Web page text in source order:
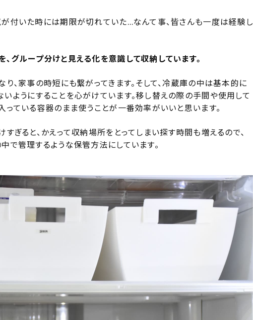
付いた時には期限が切れていた…なんて事、皆さんも一度は経験し
グループ分けと見える化を意識して収納しています。
、家事の時短にも繋がってきます。そして、冷蔵庫の中は基本的に
ようにすることを心がけています。移し替えの際の手間や使用して
っている容器のまま使うことが一番効率がいいと思います。
ぎると、かえって収納場所をとってしまい探す時間も増えるので、
で管理するような保管方法にしています。